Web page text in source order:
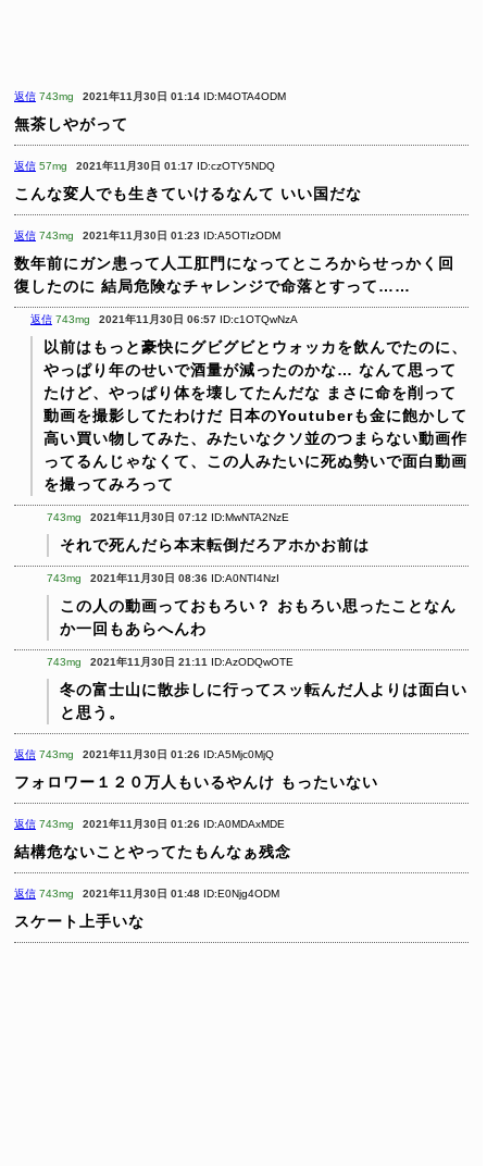
返信 743mg 2021年11月30日 01:14 ID:M4OTA4ODM
無茶しやがって
返信 57mg 2021年11月30日 01:17 ID:czOTY5NDQ
こんな変人でも生きていけるなんて いい国だな
返信 743mg 2021年11月30日 01:23 ID:A5OTIzODM
数年前にガン患って人工肛門になってところからせっかく回
復したのに 結局危険なチャレンジで命落とすって……
返信 743mg 2021年11月30日 06:57 ID:c1OTQwNzA
以前はもっと豪快にグビグビとウォッカを飲んでたのに、
やっぱり年のせいで酒量が減ったのかな… なんて思って
たけど、やっぱり体を壊してたんだな まさに命を削って
動画を撮影してたわけだ 日本のYoutuberも金に飽かして
高い買い物してみた、みたいなクソ並のつまらない動画作
ってるんじゃなくて、この人みたいに死ぬ勢いで面白動画
を撮ってみろって
743mg 2021年11月30日 07:12 ID:MwNTA2NzE
それで死んだら本末転倒だろアホかお前は
743mg 2021年11月30日 08:36 ID:A0NTI4NzI
この人の動画っておもろい？
おもろい思ったことなん
か一回もあらへんわ
743mg 2021年11月30日 21:11 ID:AzODQwOTE
冬の富士山に散歩しに行ってスッ転んだ人よりは面白い
と思う。
返信 743mg 2021年11月30日 01:26 ID:A5Mjc0MjQ
フォロワー１２０万人もいるやんけ もったいない
返信 743mg 2021年11月30日 01:26 ID:A0MDAxMDE
結構危ないことやってたもんなぁ残念
返信 743mg 2021年11月30日 01:48 ID:E0Njg4ODM
スケート上手いな